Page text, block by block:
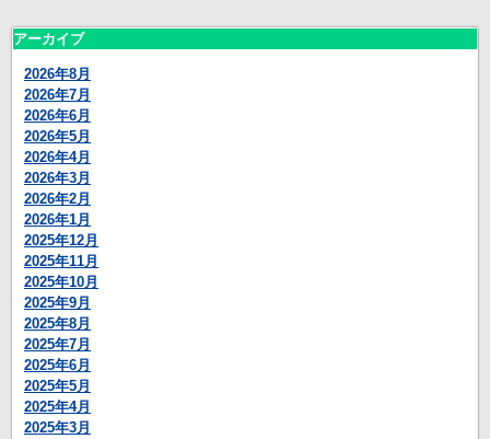
アーカイブ
2026年8月
2026年7月
2026年6月
2026年5月
2026年4月
2026年3月
2026年2月
2026年1月
2025年12月
2025年11月
2025年10月
2025年9月
2025年8月
2025年7月
2025年6月
2025年5月
2025年4月
2025年3月